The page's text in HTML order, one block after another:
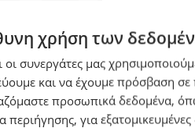
χρήση των
οι συνεργάτες μας
και να έχουμε πρόσβαση
προσωπικά δεδομένα,
περιήγησης, για